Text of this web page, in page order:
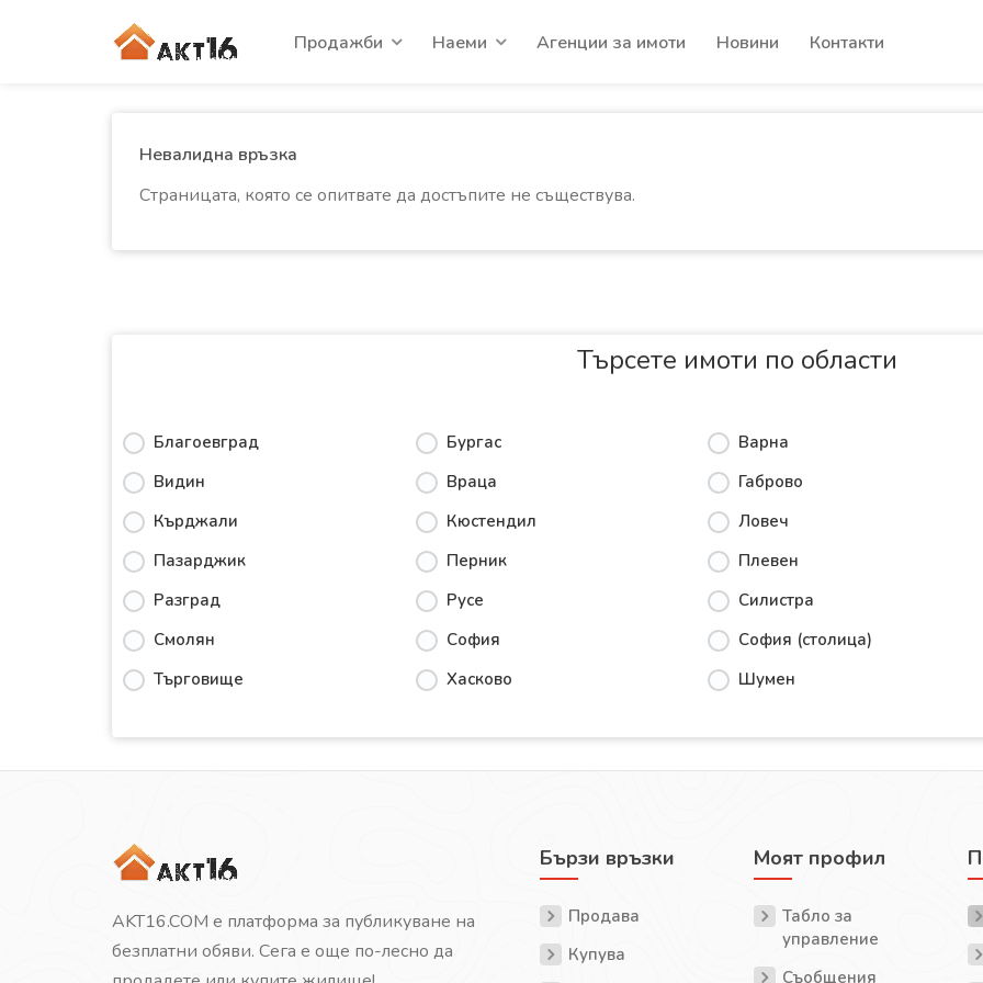
Продажби Наеми Агенции за имоти Новини Контакти
Невалидна връзка
Страницата, която се опитвате да достъпите не съществува.
Търсете имоти по области
Благоевград Бургас
Варна
Видин
Враца
Габрово
Кърджали
Кюстендил
Ловеч
Пазарджик
Перник
Плевен
Разград
Русе
Силистра
Смолян
София
София (столица)
Търговище
Хасково Шумен
AKT16.COM е платформа за публикуване на
безплатни обяви. Сега е още по-лесно да
Бързи връзки
Продава
Купува
Моят профил
Табло за
управление
Съобщения